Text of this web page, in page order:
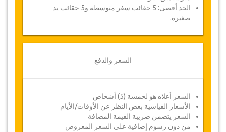
الحد أقصى: 5 حقائب سفر متوسطة و5 حقائب يد
صغيرة.
السعر والدفع
السعر أعلاه هو لخمسة (5) أشخاص
الأسعار القياسية بغض النظر عن الأوقات/الأيام
السعر يتضمن ضريبة القيمة المضافة
من دون رسوم إضافية على السعر المعروض